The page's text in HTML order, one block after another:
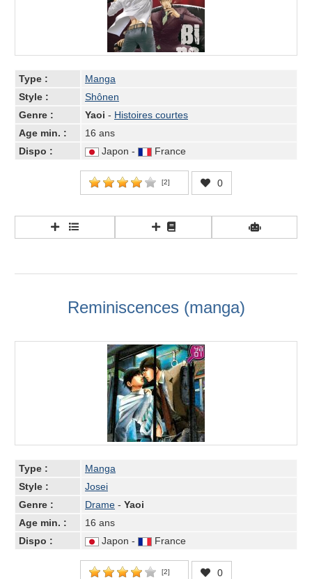
Type :
Manga
Style :
Shônen
Genre :
Yaoi - Histoires courtes
Age min. :
16 ans
Dispo :
Japon - France
[2] 0
Reminiscences (manga)
Type :
Manga
Style :
Josei
Genre :
Drame - Yaoi
Age min. :
16 ans
Dispo :
Japon - France
[2] 0